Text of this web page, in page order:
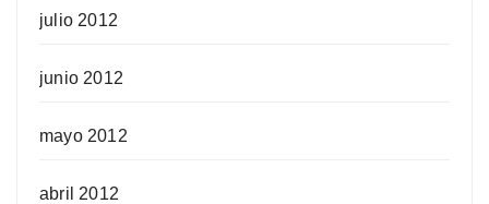
julio 2012
junio 2012
mayo 2012
abril 2012